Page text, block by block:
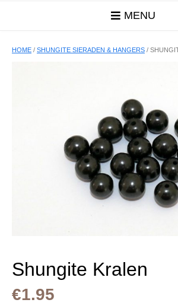
MENU
HOME / SHUNGITE SIERADEN & HANGERS /
Shungite Kralen
€1.95